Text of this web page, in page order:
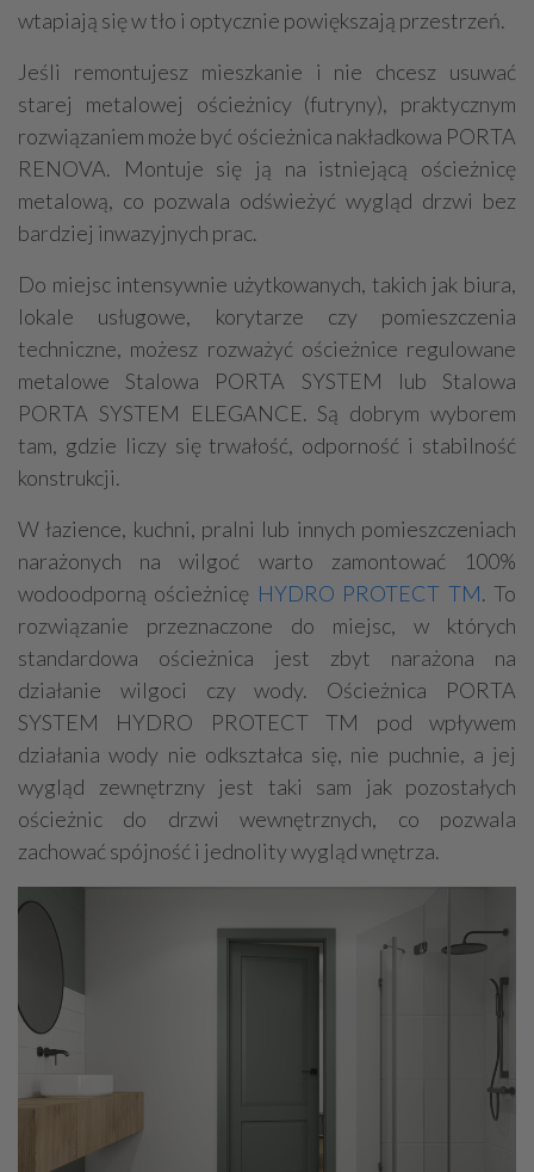
wtapiają się w tło i optycznie powiększają przestrzeń.
Jeśli remontujesz mieszkanie i nie chcesz usuwać
starej metalowej ościeżnicy (futryny), praktycznym
rozwiązaniem może być ościeżnica nakładkowa PORTA
RENOVA. Montuje się ją na istniejącą ościeżnicę
metalową, co pozwala odświeżyć wygląd drzwi bez
bardziej inwazyjnych prac.
Do miejsc intensywnie użytkowanych, takich jak biura,
lokale usługowe, korytarze czy pomieszczenia
techniczne, możesz rozważyć ościeżnice regulowane
metalowe Stalowa PORTA SYSTEM lub Stalowa
PORTA SYSTEM ELEGANCE. Są dobrym wyborem
tam, gdzie liczy się trwałość, odporność i stabilność
konstrukcji.
W łazience, kuchni, pralni lub innych pomieszczeniach
narażonych na wilgoć warto zamontować 100%
wodoodporną ościeżnicę HYDRO PROTECT TM. To
rozwiązanie przeznaczone do miejsc, w których
standardowa ościeżnica jest zbyt narażona na
działanie wilgoci czy wody. Ościeżnica PORTA
SYSTEM HYDRO PROTECT TM pod wpływem
działania wody nie odkształca się, nie puchnie, a jej
wygląd zewnętrzny jest taki sam jak pozostałych
ościeżnic do drzwi wewnętrznych, co pozwala
zachować spójność i jednolity wygląd wnętrza.